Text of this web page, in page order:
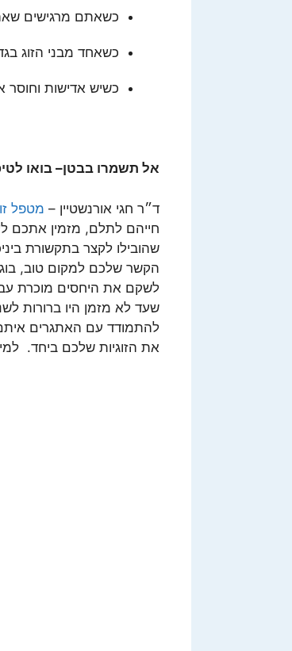
כשאתם מרגישים
כשאחד מבני הזוג
כשיש אדישות וחוסר
אל תשמרו בבטן– בואו
ד״ר חגי אורנשטיין – מטפל
חייהם לתלם, מזמין אתכם
שהובילו לקצר בתקשורת
הקשר שלכם למקום טוב,
לשקם את היחסים מוכרת
שעד לא מזמן היו ברורות
להתמודד עם האתגרים
את הזוגיות שלכם ביחד.